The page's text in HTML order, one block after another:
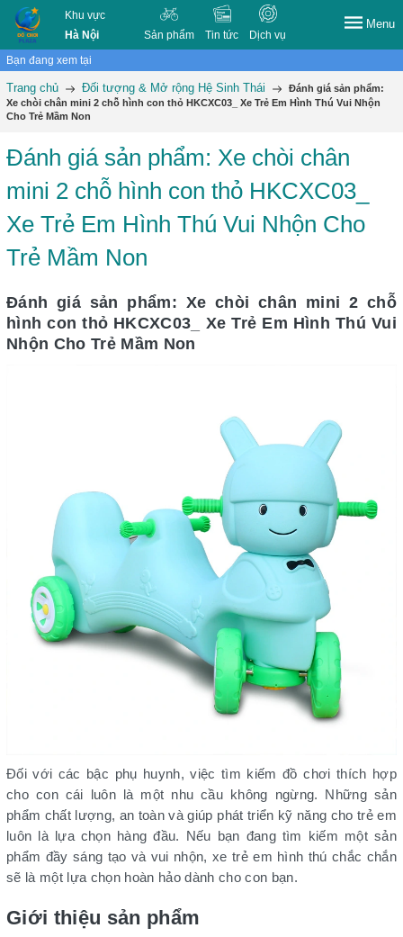
Khu vực
Hà Nội
Sản phẩm Tin tức Dịch vụ
Menu
Bạn đang xem tại
Trang chủ Đối tượng & Mở rộng Hệ Sinh Thái
Đánh giá sản phẩm:
Xe chòi chân mini 2 chỗ hình con thỏ HKCXC03_ Xe Trẻ Em Hình Thú Vui Nhộn
Cho Trẻ Mầm Non
Đánh giá sản phẩm: Xe chòi chân
mini 2 chỗ hình con thỏ HKCXC03_
Xe Trẻ Em Hình Thú Vui Nhộn Cho
Trẻ Mầm Non
Đánh giá sản phẩm: Xe chòi chân mini 2 chỗ
hình con thỏ HKCXC03_ Xe Trẻ Em Hình Thú Vui
Nhộn Cho Trẻ Mầm Non
Đối với các bậc phụ huynh, việc tìm kiếm đồ chơi thích hợp
cho con cái luôn là một nhu cầu không ngừng. Những sản
phẩm chất lượng, an toàn và giúp phát triển kỹ năng cho trẻ em
luôn là lựa chọn hàng đầu. Nếu bạn đang tìm kiếm một sản
phẩm đầy sáng tạo và vui nhộn, xe trẻ em hình thú chắc chắn
sẽ là một lựa chọn hoàn hảo dành cho con bạn.
Giới thiệu sản phẩm